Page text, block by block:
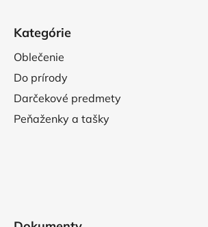
Kategórie
Oblečenie
Do prírody
Darčekové predmety
Peňaženky a tašky